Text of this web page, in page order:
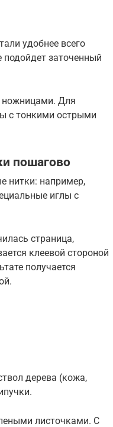
удобнее всего
заточенный
ножницами. Для
с тонкими острыми
пошагово
нитки: например,
иглы с
страница,
клеевой стороной
получается
дерева (кожа,
листочками. С